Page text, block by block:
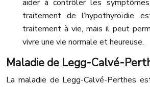
aider à contrôler les
traitement de l’hypothyroïdie
traitement à vie, mais il peut
vivre une vie normale et heureuse.
Maladie de Legg-Calvé-
La maladie de Legg-Calvé-Perthes